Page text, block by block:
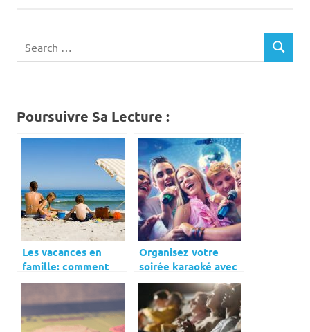
for:
SEARCH
Poursuivre Sa Lecture :
Les vacances en
famille: comment
organiser?
Organisez votre
soirée karaoké avec
ces 7 étapes simples